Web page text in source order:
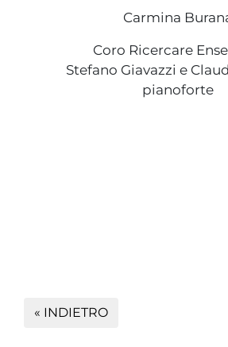
Carmina
Coro Ricercare
Stefano Giavazzi e
pianoforte
« INDIETRO